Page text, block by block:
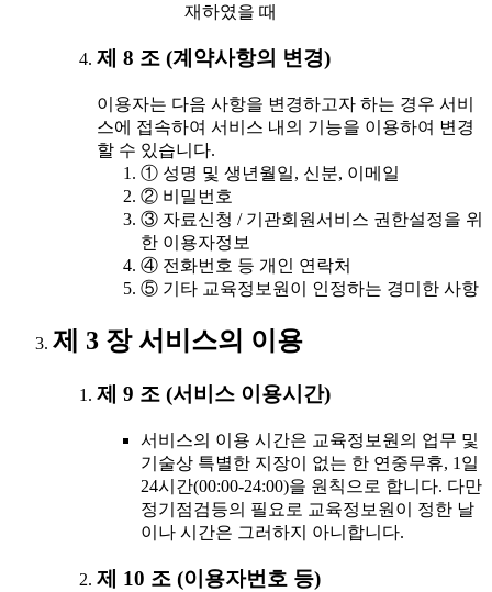
재하였을 때
제 8 조 (계약사항의 변경)
이용자는 다음 사항을 변경하고자 하는 경우 서비
스에 접속하여 서비스 내의 기능을 이용하여 변경
할 수 있습니다.
① 성명 및 생년월일, 신분, 이메일
② 비밀번호
③ 자료신청 / 기관회원서비스 권한설정을 위
한 이용자정보
④ 전화번호 등 개인 연락처
⑤ 기타 교육정보원이 인정하는 경미한 사항
제 3 장 서비스의 이용
제 9 조 (서비스 이용시간)
서비스의 이용 시간은 교육정보원의 업무 및
기술상 특별한 지장이 없는 한 연중무휴, 1일
24시간(00:00-24:00)을 원칙으로 합니다. 다만
정기점검등의 필요로 교육정보원이 정한 날
이나 시간은 그러하지 아니합니다.
제 10 조 (이용자번호 등)